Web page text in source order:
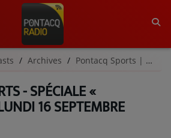
Archives Pontacq Sports | Archives
- SPÉCIALE «
16 SEPTEMBRE